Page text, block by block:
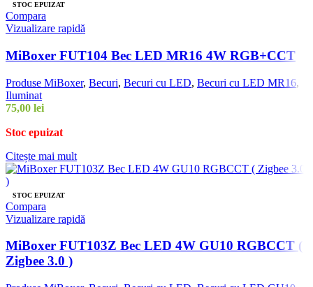
STOC EPUIZAT
Compara
Vizualizare rapidă
MiBoxer FUT104 Bec LED MR16 4W RGB+CCT
Produse MiBoxer, Becuri, Becuri cu LED, Becuri cu LED MR16,
Iluminat
75,00 lei
Stoc epuizat
Citește mai mult
STOC EPUIZAT
Compara
Vizualizare rapidă
MiBoxer FUT103Z Bec LED 4W GU10 RGBCCT (
Zigbee 3.0 )